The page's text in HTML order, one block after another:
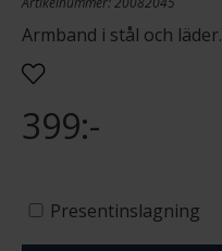
Armband i stål och läder.
399:-
Presentinslagning